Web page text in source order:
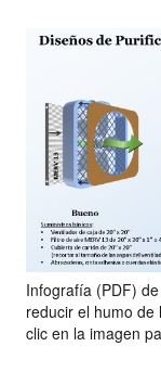
Infografía (PDF)
reducir el humo
clic en la imagen